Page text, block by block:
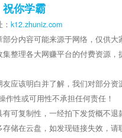
祝你学霸
k12.zhuniz.com
部分内容可能来源于网络，仅供
集整理各大网赚平台的付费资源
友应该明白并了解，我们对部分
作性或可用性不承担任何责任！
可复制性，一经拍下发货概不退
储在云盘，如发现链接失效，请